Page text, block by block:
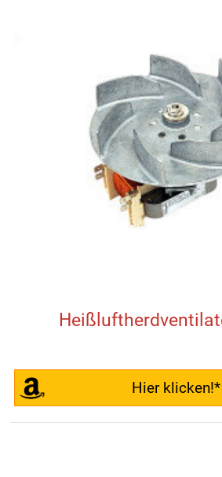
Hier klicken!*